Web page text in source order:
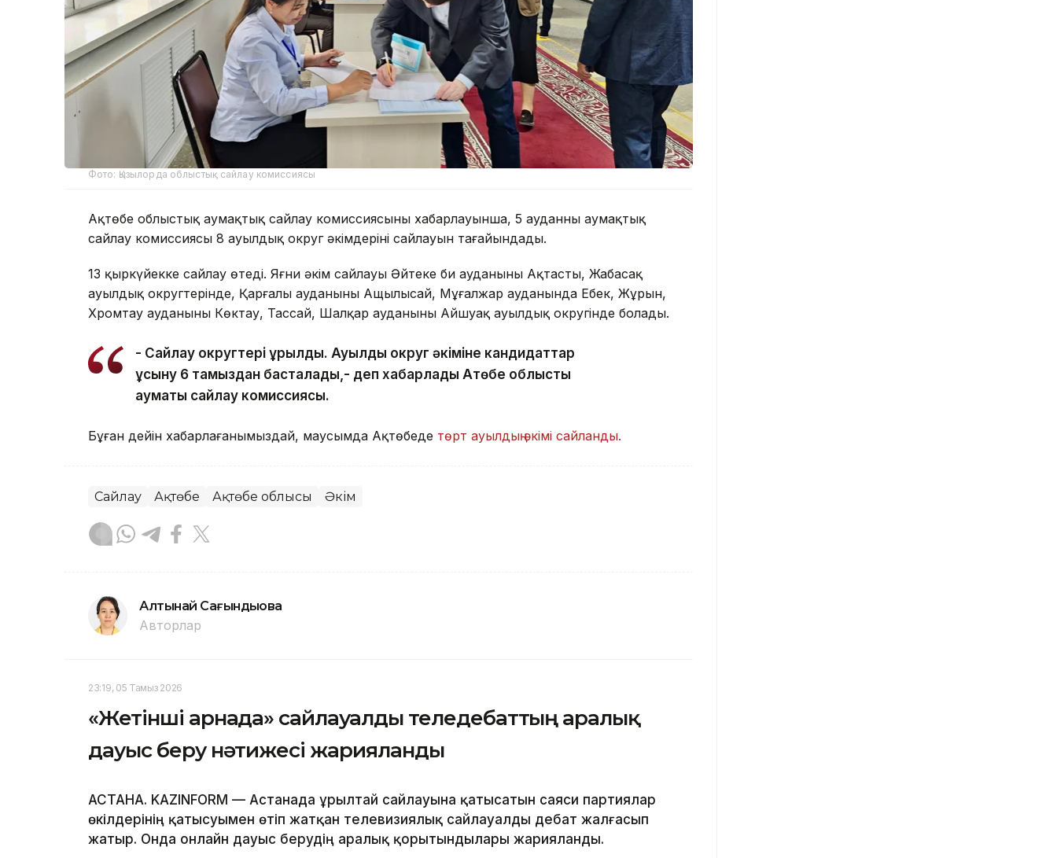
Фото: Қызылорда облыстық сайлау комиссиясы
Ақтөбе облыстық аумақтық сайлау комиссиясының хабарлауынша, 5 ауданның аумақтық
сайлау комиссиясы 8 ауылдық округ әкімдерінің сайлауын тағайындады.
13 қыркүйекке сайлау өтеді. Яғни әкім сайлауы Әйтеке би ауданының Ақтасты, Жабасақ
ауылдық округтерінде, Қарғалы ауданының Ащылысай, Мұғалжар ауданында Еңбек, Жұрын,
Хромтау ауданының Көктау, Тассай, Шалқар ауданының Айшуақ ауылдық округінде болады.
- Сайлау округтері құрылды. Ауылдық округ әкіміне кандидаттар
ұсыну 6 тамыздан басталады,- деп хабарлады Ақтөбе облыстық
аумақтық сайлау комиссиясы.
Бұған дейін хабарлағанымыздай, маусымда Ақтөбеде төрт ауылдың әкімі сайланды.
Сайлау Ақтөбе Ақтөбе облысы Әкім
Алтынай Сағындықова
Авторлар
23:19, 05 Тамыз 2026
«Жетінші арнада» сайлауалды теледебаттың аралық
дауыс беру нәтижесі жарияланды
АСТАНА. KAZINFORM — Астанада Құрылтай сайлауына қатысатын саяси партиялар
өкілдерінің қатысуымен өтіп жатқан телевизиялық сайлауалды дебат жалғасып
жатыр. Онда онлайн дауыс берудің аралық қорытындылары жарияланды.